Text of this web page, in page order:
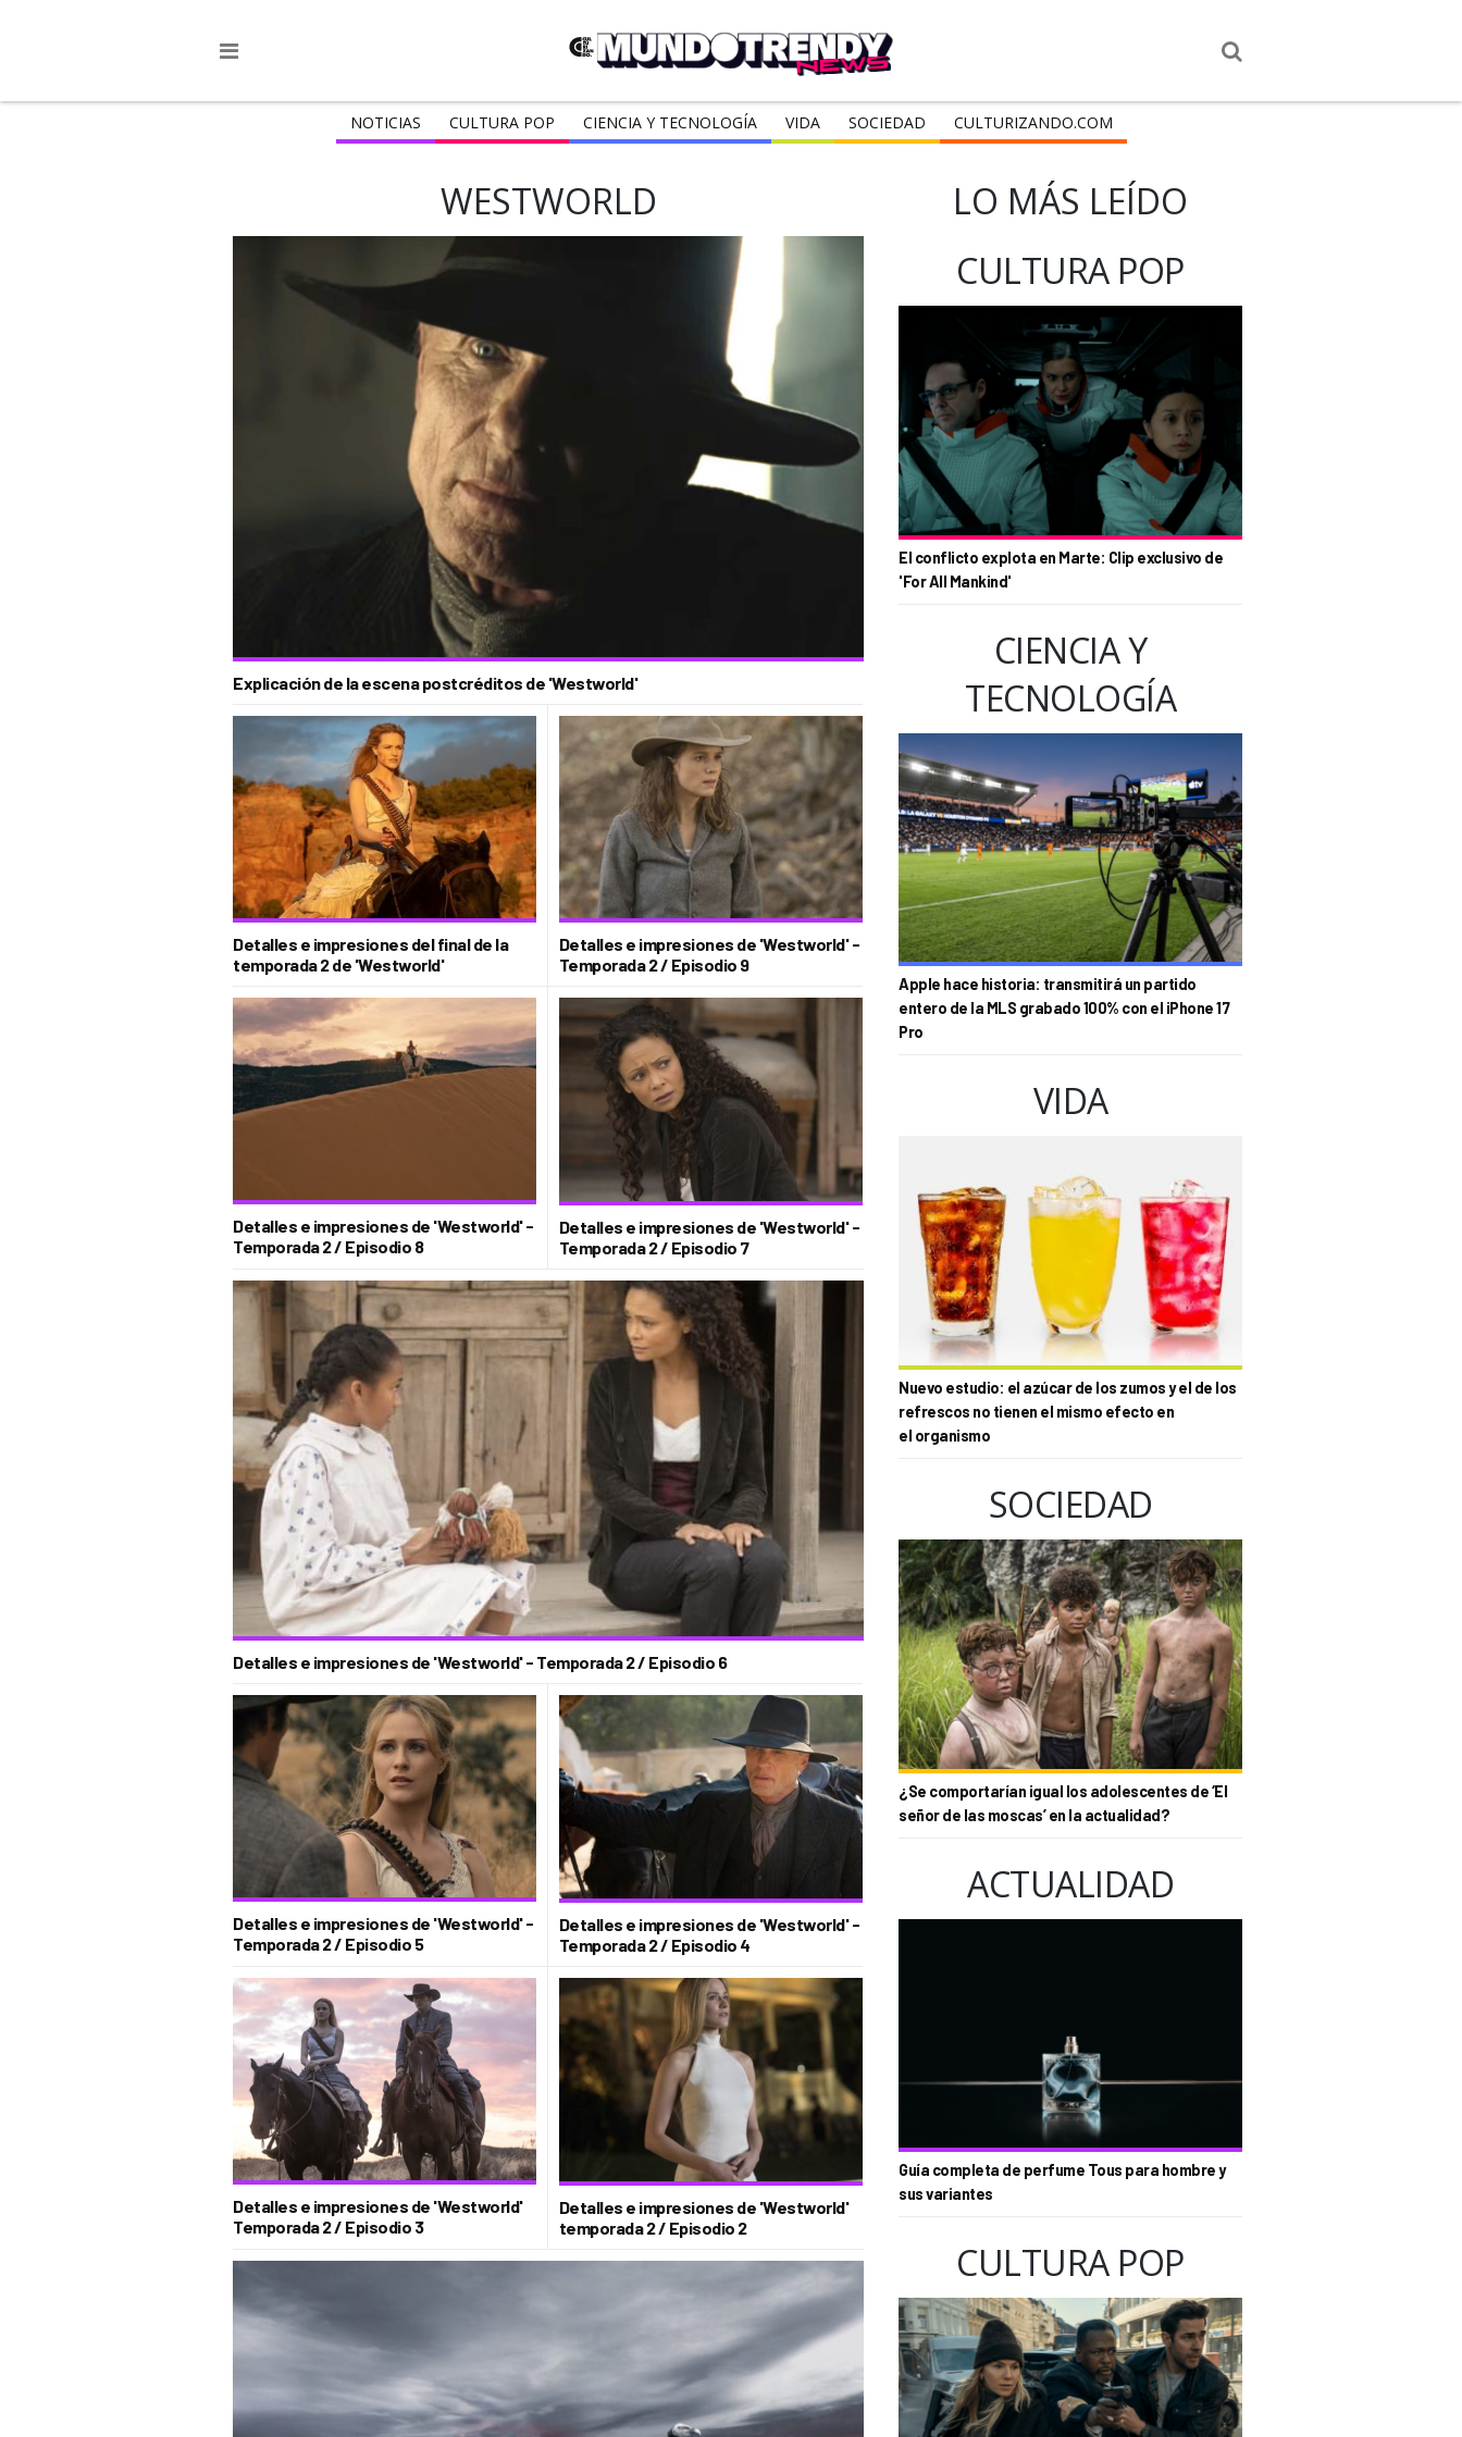
NOTICIAS CULTURA POP CIENCIA Y TECNOLOGÍA VIDA SOCIEDAD CULTURIZANDO.COM
WESTWORLD
Explicación de la escena postcréditos de 'Westworld'
Detalles e impresiones del final de la
temporada 2 de 'Westworld'
Detalles e impresiones de 'Westworld' -
Temporada 2 / Episodio 9
Detalles e impresiones de 'Westworld' -
Temporada 2 / Episodio 8
Detalles e impresiones de 'Westworld' -
Temporada 2 / Episodio 7
Detalles e impresiones de 'Westworld' - Temporada 2 / Episodio 6
Detalles e impresiones de 'Westworld' -
Temporada 2 / Episodio 5
Detalles e impresiones de 'Westworld' -
Temporada 2 / Episodio 4
Detalles e impresiones de 'Westworld'
Temporada 2 / Episodio 3
Detalles e impresiones de 'Westworld'
temporada 2 / Episodio 2
LO MÁS LEÍDO
CULTURA POP
El conflicto explota en Marte: Clip exclusivo de
'For All Mankind'
CIENCIA Y
TECNOLOGÍA
Apple hace historia: transmitirá un partido
entero de la MLS grabado 100% con el iPhone 17
Pro
VIDA
Nuevo estudio: el azúcar de los zumos y el de los
refrescos no tienen el mismo efecto en
el organismo
SOCIEDAD
¿Se comportarían igual los adolescentes de ‘El
señor de las moscas’ en la actualidad?
ACTUALIDAD
Guía completa de perfume Tous para hombre y
sus variantes
CULTURA POP